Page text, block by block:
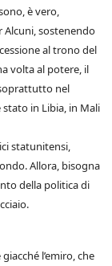
è vero,
Alcuni, sostenendo
al trono del
volta al potere, il
nel
in Libia, in Mali
statunitensi,
Allora, bisogna
della politica di
l’emiro, che